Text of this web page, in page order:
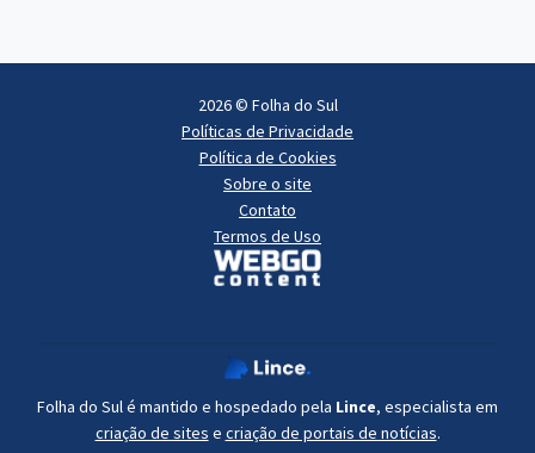
2026 © Folha do Sul
Políticas de Privacidade
Política de Cookies
Sobre o site
Contato
Termos de Uso
Folha do Sul é mantido e hospedado pela Lince, especialista em
criação de sites e criação de portais de notícias.